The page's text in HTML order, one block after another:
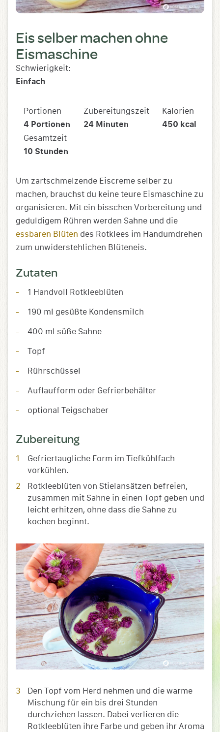
Eis selber machen ohne
Eismaschine
Schwierigkeit:
Einfach
Portionen
4 Portionen
Zubereitungszeit
24 Minuten
Kalorien
450 kcal
Gesamtzeit
10 Stunden
Um zartschmelzende Eiscreme selber zu
machen, brauchst du keine teure Eismaschine zu
organisieren. Mit ein bisschen Vorbereitung und
geduldigem Rühren werden Sahne und die
essbaren Blüten des Rotklees im Handumdrehen
zum unwiderstehlichen Blüteneis.
Zutaten
1 Handvoll Rotkleeblüten
190 ml gesüßte Kondensmilch
400 ml süße Sahne
Topf
Rührschüssel
Auflaufform oder Gefrierbehälter
optional Teigschaber
Zubereitung
Gefriertaugliche Form im Tiefkühlfach
vorkühlen.
Rotkleeblüten von Stielansätzen befreien,
zusammen mit Sahne in einen Topf geben und
leicht erhitzen, ohne dass die Sahne zu
kochen beginnt.
Den Topf vom Herd nehmen und die warme
Mischung für ein bis drei Stunden
durchziehen lassen. Dabei verlieren die
Rotkleeblüten ihre Farbe und geben ihr Aroma